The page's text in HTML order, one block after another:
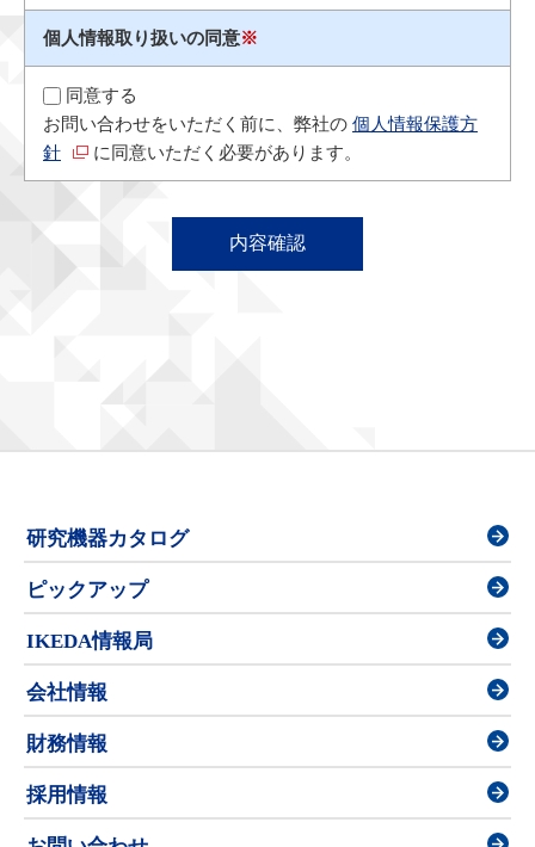
個人情報取り扱いの同意※
同意する
お問い合わせをいただく前に、弊社の 個人情報保護方
針
に同意いただく必要があります。
研究機器カタログ
ピックアップ
IKEDA情報局
会社情報
財務情報
採用情報